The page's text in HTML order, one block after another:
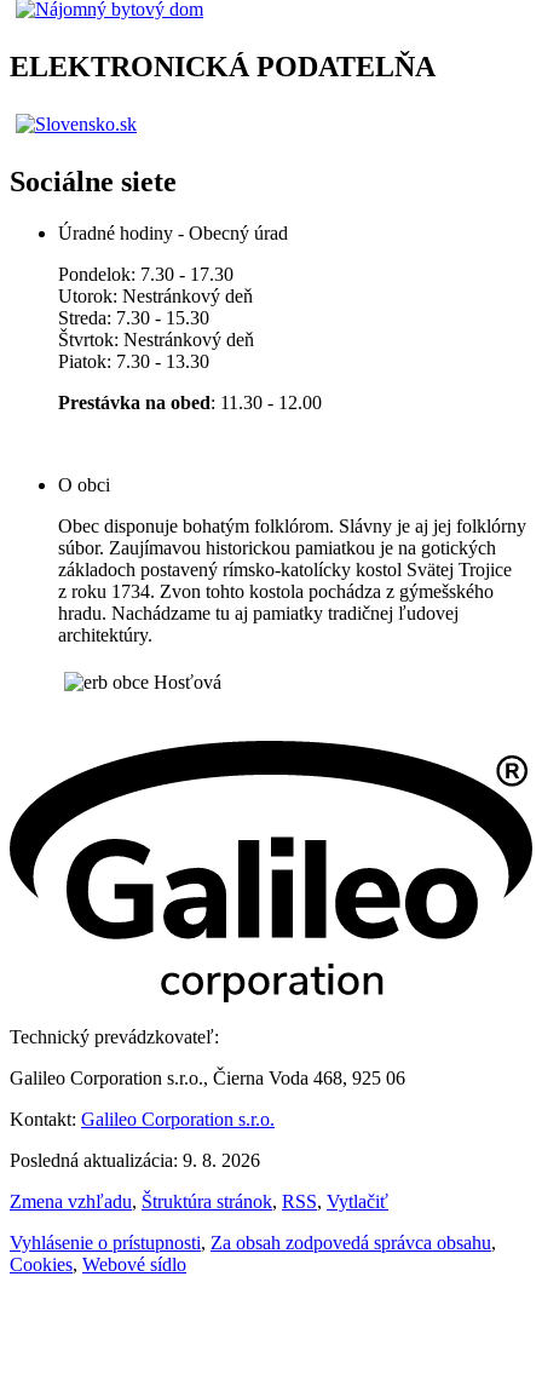
ELEKTRONICKÁ PODATELŇA
Sociálne siete
Úradné hodiny - Obecný úrad
Pondelok: 7.30 - 17.30
Utorok: Nestránkový deň
Streda: 7.30 - 15.30
Štvrtok: Nestránkový deň
Piatok: 7.30 - 13.30
Prestávka na obed: 11.30 - 12.00
O obci
Obec disponuje bohatým folklórom. Slávny je aj jej folklórny
súbor. Zaujímavou historickou pamiatkou je na gotických
základoch postavený rímsko-katolícky kostol Svätej Trojice
z roku 1734. Zvon tohto kostola pochádza z gýmešského
hradu. Nachádzame tu aj pamiatky tradičnej ľudovej
architektúry.
Technický prevádzkovateľ:
Galileo Corporation s.r.o., Čierna Voda 468, 925 06
Kontakt: Galileo Corporation s.r.o.
Posledná aktualizácia: 9. 8. 2026
Zmena vzhľadu, Štruktúra stránok, RSS, Vytlačiť
Vyhlásenie o prístupnosti, Za obsah zodpovedá správca obsahu,
Cookies, Webové sídlo